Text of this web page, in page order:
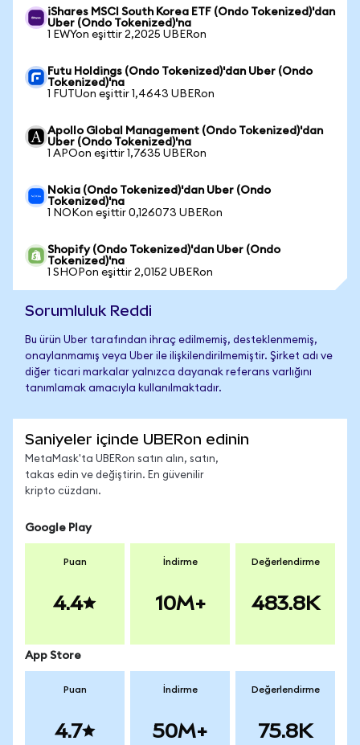
iShares MSCI South Korea ETF (Ondo Tokenized)'dan
Uber (Ondo Tokenized)'na
1 EWYon eşittir 2,2025 UBERon
Futu Holdings (Ondo Tokenized)'dan Uber (Ondo
Tokenized)'na
1 FUTUon eşittir 1,4643 UBERon
Apollo Global Management (Ondo Tokenized)'dan
Uber (Ondo Tokenized)'na
1 APOon eşittir 1,7635 UBERon
Nokia (Ondo Tokenized)'dan Uber (Ondo
Tokenized)'na
1 NOKon eşittir 0,126073 UBERon
Shopify (Ondo Tokenized)'dan Uber (Ondo
Tokenized)'na
1 SHOPon eşittir 2,0152 UBERon
Sorumluluk Reddi
Bu ürün Uber tarafından ihraç edilmemiş, desteklenmemiş,
onaylanmamış veya Uber ile ilişkilendirilmemiştir. Şirket adı ve
diğer ticari markalar yalnızca dayanak referans varlığını
tanımlamak amacıyla kullanılmaktadır.
Saniyeler içinde UBERon edinin
MetaMask'ta UBERon satın alın, satın,
takas edin ve değiştirin. En güvenilir
kripto cüzdanı.
Google Play
Puan
4.4
İndirme
10M+
Değerlendirme
483.8K
App Store
Puan
4.7
İndirme
50M+
Değerlendirme
75.8K